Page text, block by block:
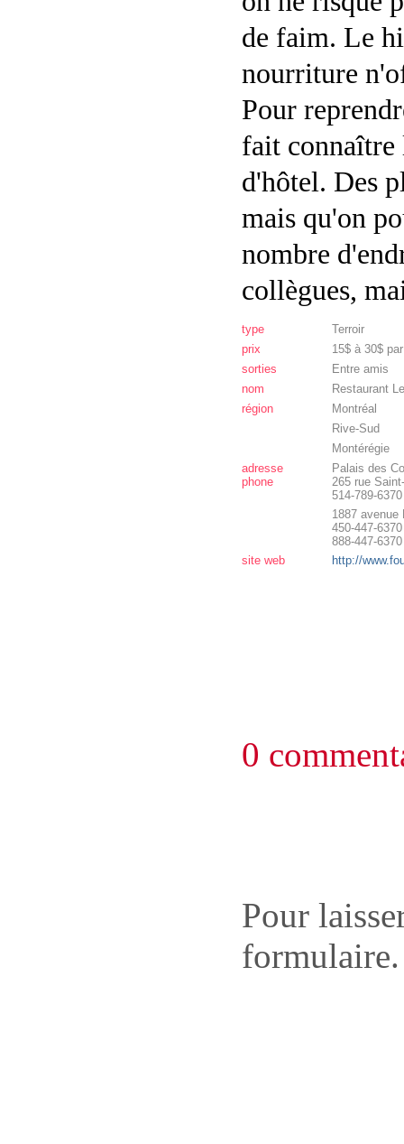
de faim. Le
nourriture
Pour
fait connaître
d'hôtel. Des
mais qu'on
nombre
collègues,
type
Terroir
prix
15$ à 30$
sorties
Entre amis
nom
Restaurant
région
Montréal
Rive-Sud
Montérégie
adresse
phone
Palais des
265 rue
514-789-6370
1887 avenue
450-447-6370
888-447-6370
site web
http://
0
Pour
formulaire.